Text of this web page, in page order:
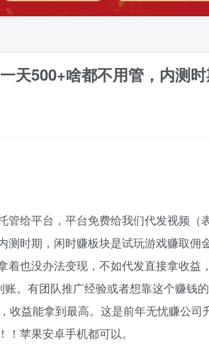
天500+啥都不用管，内测
管给平台，平台免费给我们代发视频
测时期，闲时赚板块是试玩游戏赚取
着也没办法变现，不如代发直接拿收
。有团队推广经验或者想靠这个赚钱
益能拿到最高。这是前年无忧赚公司
苹果安卓手机都可以。